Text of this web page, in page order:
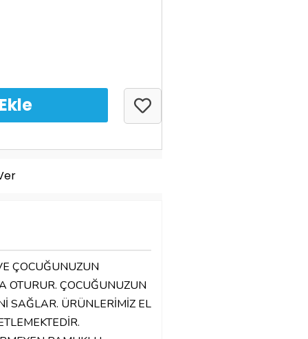
ÇOCUĞUNUZUN
OTURUR. ÇOCUĞUNUZUN
SAĞLAR. ÜRÜNLERİMİZ EL